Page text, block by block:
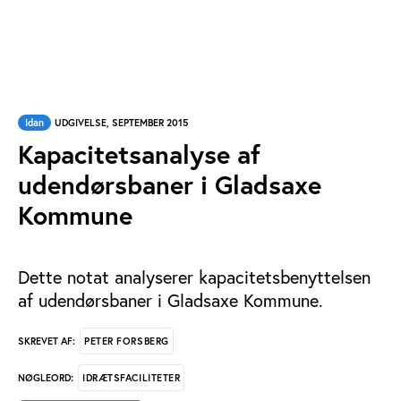
Idan UDGIVELSE, SEPTEMBER 2015
Kapacitetsanalyse af
udendørsbaner i Gladsaxe
Kommune
Dette notat analyserer kapacitetsbenyttelsen
af udendørsbaner i Gladsaxe Kommune.
SKREVET AF: PETER FORSBERG
NØGLEORD: IDRÆTSFACILITETER